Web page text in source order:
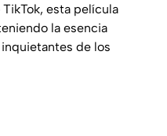
esta película
la esencia
de los